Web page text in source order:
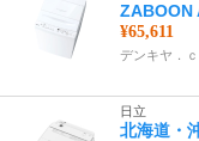
ZABOON
¥65,611
デンキヤ．
日立
北海道・